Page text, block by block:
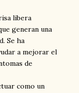
libera
generan una
Se ha
a mejorar el
de
como un